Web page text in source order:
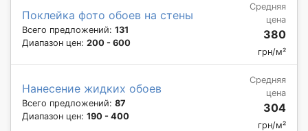
Поклейка фото обоев на стены
Всего предложений: 131
Диапазон цен: 200 - 600
Средняя
цена
380
грн/м²
Нанесение жидких обоев
Всего предложений: 87
Диапазон цен: 190 - 400
Средняя
цена
304
грн/м²